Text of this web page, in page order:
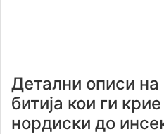
Детални описи на
битија кои ги
нордиски до